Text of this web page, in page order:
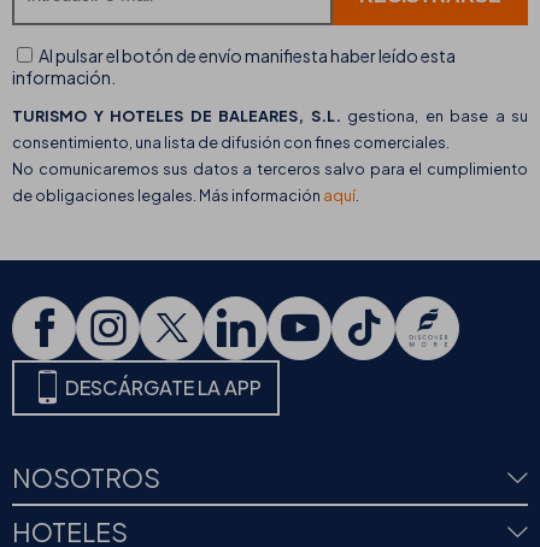
Al pulsar el botón de envío manifiesta haber leído esta
información.
TURISMO Y HOTELES DE BALEARES, S.L. gestiona, en base a su
consentimiento, una lista de difusión con fines comerciales.
No comunicaremos sus datos a terceros salvo para el cumplimiento
de obligaciones legales. Más información aquí.
DESCÁRGATE LA APP
NOSOTROS
HOTELES